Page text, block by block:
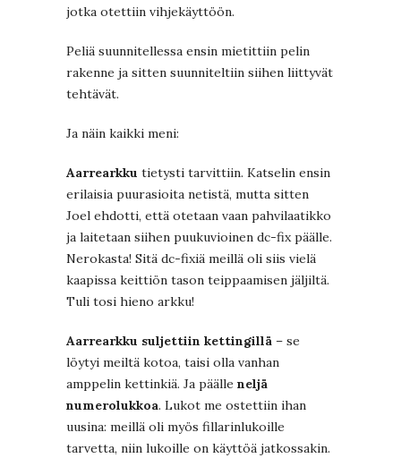
jotka otettiin vihjekäyttöön.
Peliä suunnitellessa ensin mietittiin pelin
rakenne ja sitten suunniteltiin siihen liittyvät
tehtävät.
Ja näin kaikki meni:
Aarrearkku tietysti tarvittiin. Katselin ensin
erilaisia puurasioita netistä, mutta sitten
Joel ehdotti, että otetaan vaan pahvilaatikko
ja laitetaan siihen puukuvioinen dc-fix päälle.
Nerokasta! Sitä dc-fixiä meillä oli siis vielä
kaapissa keittiön tason teippaamisen jäljiltä.
Tuli tosi hieno arkku!
Aarrearkku suljettiin kettingillä – se
löytyi meiltä kotoa, taisi olla vanhan
amppelin kettinkiä. Ja päälle neljä
numerolukkoa. Lukot me ostettiin ihan
uusina: meillä oli myös fillarinlukoille
tarvetta, niin lukoille on käyttöä jatkossakin.